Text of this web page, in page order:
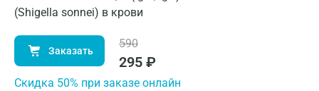
(Shigella sonnei) в крови
Заказать
590
295 ₽
Cкидка 50% при заказе онлайн